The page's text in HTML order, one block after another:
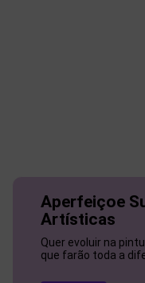
Aperfeiçoe
Artísticas
Quer evoluir na
que farão toda a